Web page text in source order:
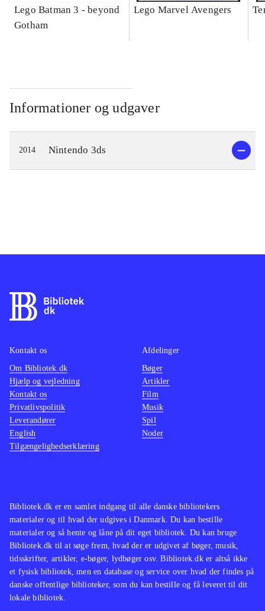
Lego Batman 3 - beyond
Gotham
Lego Marvel Avengers
Informationer og udgaver
2014 Nintendo 3ds
Bibliotek.dk er en samlet indgang til alle danske bibliotekers
materialer og til hvad der udgives i Danmark. Du kan bestille
materialer og så hente og låne på dit eget bibliotek. Du kan bruge
Bibliotek.dk til at søge frem, hvad der er udgivet af bøger, musik,
tidsskrifter, artikler, e-bøger, lydbøger osv. Bibliotek.dk er altså ikke
et fysisk bibliotek, men en database og service over hvad der findes på
danske offentlige biblioteker, som du kan bestille og få leveret til dit
lokale bibliotek.
Kontakt os
Om Bibliotek.dk
Hjælp og vejledning
Kontakt os
Privatlivspolitik
Leverandører
English
Tilgængelighedserklæring
Afdelinger
Bøger
Artikler
Film
Musik
Spil
Noder